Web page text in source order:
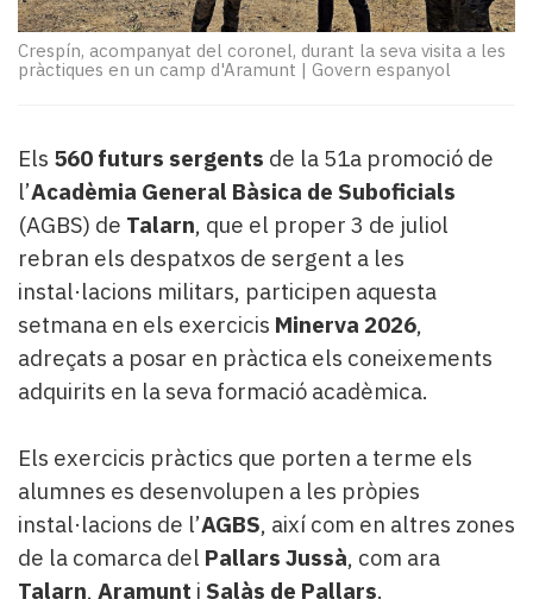
La
newsletter
del
patrocinat
Lo
més
llegit...
Editorial
Crespín, acompanyat del coronel, durant la seva visita a les
pràctiques en un camp d'Aramunt | Govern espanyol
Els 560 futurs sergents de la 51a promoció de
l’Acadèmia General Bàsica de Suboficials
(AGBS) de Talarn, que el proper 3 de juliol
rebran els despatxos de sergent a les
instal·lacions militars, participen aquesta
setmana en els exercicis Minerva 2026,
adreçats a posar en pràctica els coneixements
adquirits en la seva formació acadèmica.
Els exercicis pràctics que porten a terme els
alumnes es desenvolupen a les pròpies
instal·lacions de l’AGBS, així com en altres zones
de la comarca del Pallars Jussà, com ara
Talarn, Aramunt i Salàs de Pallars.